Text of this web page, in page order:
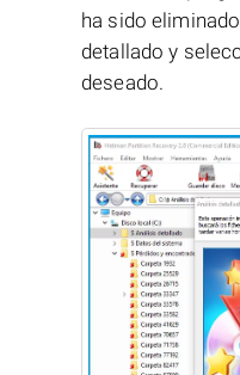
ha sido
detallado y
deseado.